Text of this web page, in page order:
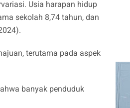
Usia harapan hidup
sekolah 8,74 tahun, dan
terutama pada aspek
banyak penduduk